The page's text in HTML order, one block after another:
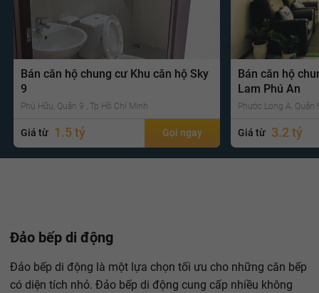
Bán căn hộ chung cư Khu căn hộ Sky
9
Phú Hữu, Quận 9 , Tp Hồ Chí Minh
Giá từ 1.5 tỷ Gọi ngay
Bán căn hộ
Lam Phú An
Phước Long A, Quận
Giá từ 3.2 tỷ
Đảo bếp di động
Đảo bếp di động là một lựa chọn tối ưu cho những căn bếp
có diện tích nhỏ. Đảo bếp di động cung cấp nhiều không